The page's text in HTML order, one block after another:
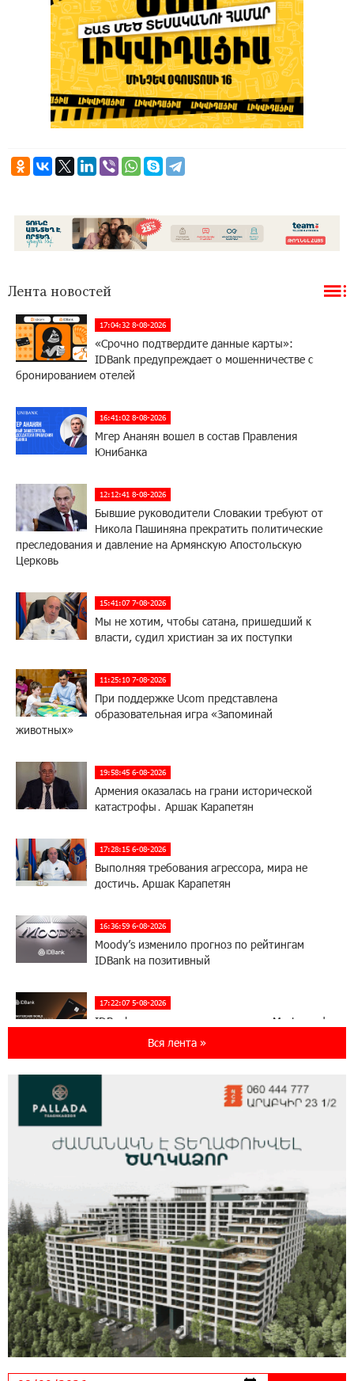
Лента новостей
17:04:32 8-08-2026
«Срочно подтвердите данные карты»:
IDBank предупреждает о мошенничестве с
бронированием отелей
16:41:02 8-08-2026
Мгер Ананян вошел в состав Правления
Юнибанка
12:12:41 8-08-2026
Бывшие руководители Словакии требуют от
Никола Пашиняна прекратить политические
преследования и давление на Армянскую Апостольскую
Церковь
15:41:07 7-08-2026
Мы не хотим, чтобы сатана, пришедший к
власти, судил христиан за их поступки
11:25:10 7-08-2026
При поддержке Ucom представлена
образовательная игра «Запоминай
животных»
19:58:45 6-08-2026
Армения оказалась на грани исторической
катастрофы․ Аршак Карапетян
17:28:15 6-08-2026
Выполняя требования агрессора, мира не
достичь. Аршак Карапетян
16:36:59 6-08-2026
Moody’s изменило прогноз по рейтингам
IDBank на позитивный
17:22:07 5-08-2026
IDBank представляет новую карту Mastercard
World с преимуществами для путешествий и
мониторинг дикой природы в Гнишике с
помощью солнечной энергии
Ucom и FPWC обеспечат круглосуточный
мониторинг дикой природы в Гнишике с
помощью солнечной энергии
22:41:05 3-08-2026
Idram и IDBank - рядом со стартапами на
Seaside Startup Summit
10:12:55 3-08-2026
В мобильном приложении Юнибанка теперь
Вся лента »